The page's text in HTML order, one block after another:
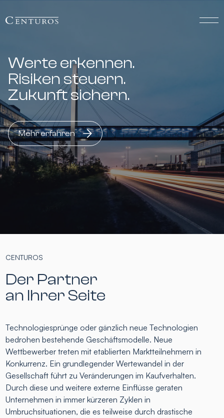
Werte erkennen.
Risiken steuern.
Zukunft sichern.
Mehr erfahren
CENTUROS
Der Partner
an Ihrer Seite
Technologiesprünge oder gänzlich neue Technologien
bedrohen bestehende Geschäftsmodelle. Neue
Wettbewerber treten mit etablierten Marktteilnehmern in
Konkurrenz. Ein grundlegender Wertewandel in der
Gesellschaft führt zu Veränderungen im Kaufverhalten.
Durch diese und weitere externe Einflüsse geraten
Unternehmen in immer kürzeren Zyklen in
Umbruchsituationen, die es teilweise durch drastische